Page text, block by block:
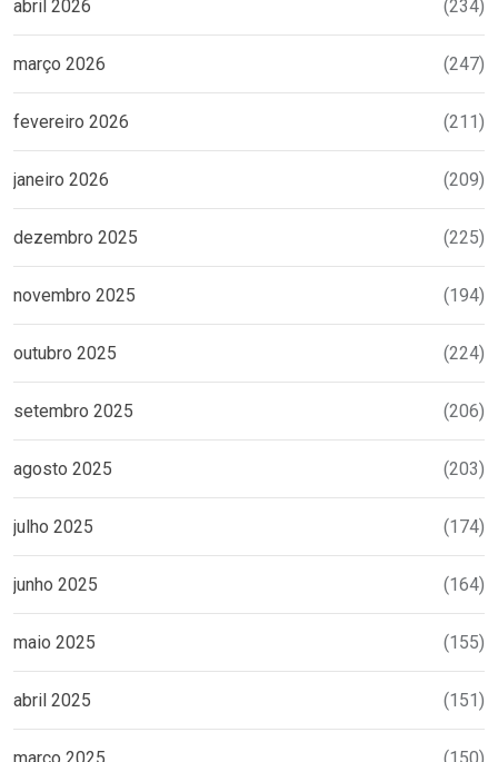
abril 2026 (234)
março 2026 (247)
fevereiro 2026 (211)
janeiro 2026 (209)
dezembro 2025 (225)
novembro 2025 (194)
outubro 2025 (224)
setembro 2025 (206)
agosto 2025 (203)
julho 2025 (174)
junho 2025 (164)
maio 2025 (155)
abril 2025 (151)